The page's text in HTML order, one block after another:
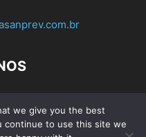
e 104 - Bloco 1, Ed. Planel
we give you the best
continue to use this site we